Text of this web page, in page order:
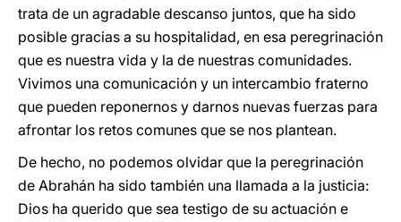
trata de un agradable descanso juntos, que ha sido
posible gracias a su hospitalidad, en esa peregrinación
que es nuestra vida y la de nuestras comunidades.
Vivimos una comunicación y un intercambio fraterno
que pueden reponernos y darnos nuevas fuerzas para
afrontar los retos comunes que se nos plantean.
De hecho, no podemos olvidar que la peregrinación
de Abrahán ha sido también una llamada a la justicia:
Dios ha querido que sea testigo de su actuación e